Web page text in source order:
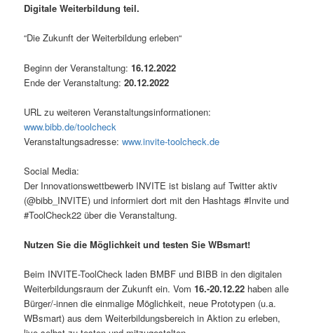
Digitale Weiterbildung teil.
“Die Zukunft der Weiterbildung erleben“
Beginn der Veranstaltung:16.12.2022
Ende der Veranstaltung:20.12.2022
URL zu weiteren Veranstaltungsinformationen:
www.bibb.de/toolcheck
Veranstaltungsadresse:www.invite-toolcheck.de
Social Media:
Der Innovationswettbewerb INVITE ist bislang auf Twitter aktiv
(@bibb_INVITE) und informiert dort mit den Hashtags #Invite und
#ToolCheck22 über die Veranstaltung.
Nutzen Sie die Möglichkeit und testen Sie WBsmart!
Beim INVITE-ToolCheck laden BMBF und BIBB in den digitalen
Weiterbildungsraum der Zukunft ein. Vom16.-20.12.22 haben alle
Bürger/-innen die einmalige Möglichkeit, neue Prototypen (u.a.
WBsmart) aus dem Weiterbildungsbereich in Aktion zu erleben,